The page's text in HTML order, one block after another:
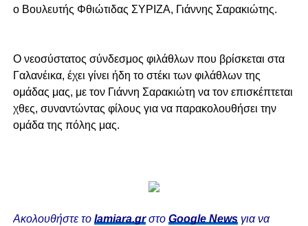
ο Βουλευτής Φθιώτιδας ΣΥΡΙΖΑ, Γιάννης Σαρακιώτης.
Ο νεοσύστατος σύνδεσμος φιλάθλων που βρίσκεται στα
Γαλανέικα, έχει γίνει ήδη το στέκι των φιλάθλων της
ομάδας μας, με τον Γιάννη Σαρακιώτη να τον επισκέπτεται
χθες, συναντώντας φίλους για να παρακολουθήσει την
ομάδα της πόλης μας.
Ακολουθήστε το lamiara.grστο Google Newsγια να